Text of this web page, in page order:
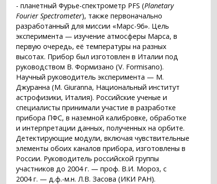
- планетный Фурье-спектрометр PFS (Planetary
Fourier Spectrometer), также первоначально
разработанный для миссии «Марс-96». Цель
эксперимента — изучение атмосферы Марса, в
первую очередь, её температуры на разных
высотах. Прибор был изготовлен в Италии под
руководством В. Формизано (V. Formisano).
Научный руководитель эксперимента — М.
Джуранна (M. Giuranna, Национальный институт
астрофизики, Италия). Российские ученые и
специалисты принимали участие в разработке
прибора ПФС, в наземной калибровке, обработке
и интерпретации данных, полученных на орбите.
Детектирующие модули, включая чувствительные
элементы обоих каналов прибора, изготовлены в
России. Руководитель российской группы
участников до 2004 г. — проф. В.И. Мороз, с
2004 г. — д.ф.-м.н. Л.В. Засова (ИКИ РАН).